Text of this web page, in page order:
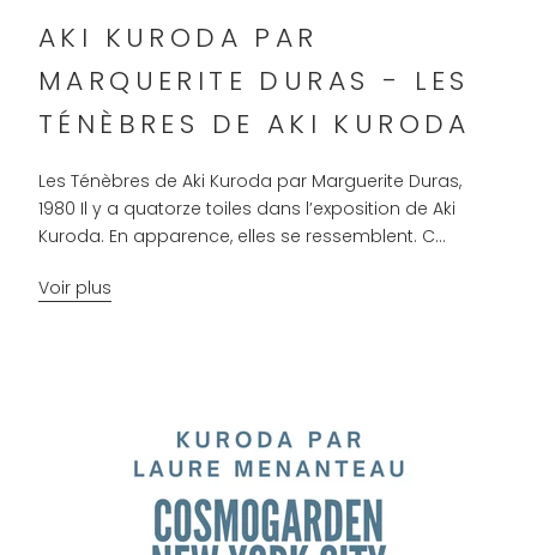
AKI KURODA PAR
MARQUERITE DURAS - LES
TÉNÈBRES DE AKI KURODA
Les Ténèbres de Aki Kuroda par Marguerite Duras,
1980 Il y a quatorze toiles dans l’exposition de Aki
Kuroda. En apparence, elles se ressemblent. C...
Voir plus